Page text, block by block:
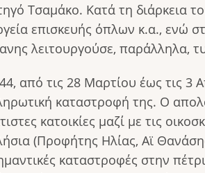
Τσαμάκο. Κατά τη διάρκεια
επισκευής όπλων κ.α., ενώ
λειτουργούσε, παράλληλα,
από τις 28 Μαρτίου έως τις
καταστροφή της. Ο
κατοικίες μαζί με τις
(Προφήτης Ηλίας, Αϊ
καταστροφές στην